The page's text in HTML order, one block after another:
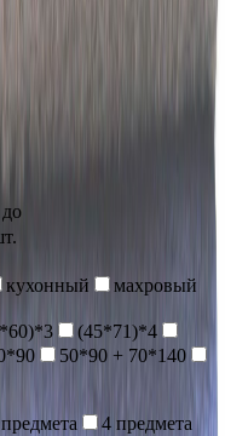
до
кухонный
махровый
(45*71)*4
50*90 + 70*140
4 предмета